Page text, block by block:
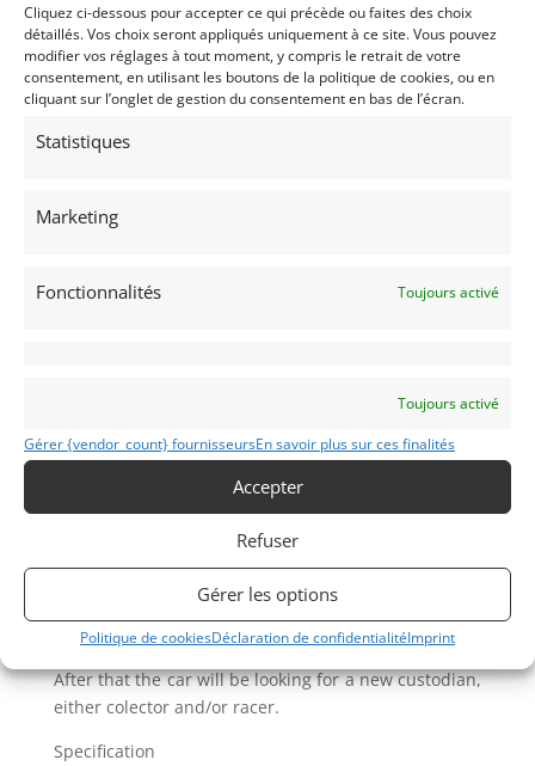
Cliquez ci-dessous pour accepter ce qui précède ou faites des choix
détaillés. Vos choix seront appliqués uniquement à ce site. Vous pouvez
modifier vos réglages à tout moment, y compris le retrait de votre
consentement, en utilisant les boutons de la politique de cookies, ou en
cliquant sur l’onglet de gestion du consentement en bas de l’écran.
Statistiques
Marketing
Fonctionnalités Toujours activé
Toujours activé
Gérer {vendor_count} fournisseursEn savoir plus sur ces finalités
Accepter
Refuser
Gérer les options
Politique de cookiesDéclaration de confidentialitéImprint
The car is based heavily on the Ferrari Enzo, using a
slightly modified version of the Dino V12 the same
gearbox (but given the unique name of “Maserati
Cambiocorsa”) The windshield is the only externally
visible component shared with the Enzo; the MC12
Between 2005 and 2010 MC12 GT1’s scored 19
24 hours of Spa Francorchamps.
Kemmel straight and into the pitch dark night.
Chassis MCC07 raced as one of the two “Vitaphone”
wins in 47 races between 2005 and 2009.
Davies, Vosse, Bertolini, Ramos and van de Poele.
It is currenlty being recommisioned for
contemporary historic racing and expects to hit the
track in 2017.
After that the car will be looking for a new custodian,
either colector and/or racer.
Specification